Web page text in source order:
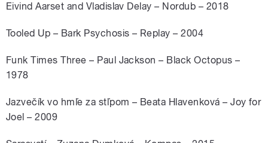
Eivind Aarset and Vladislav Delay – Nordub – 2018
Tooled Up – Bark Psychosis – Replay – 2004
Funk Times Three – Paul Jackson – Black Octopus –
1978
Jazvečík vo hmľe za stľpom – Beata Hlavenková – Joy for
Joel – 2009